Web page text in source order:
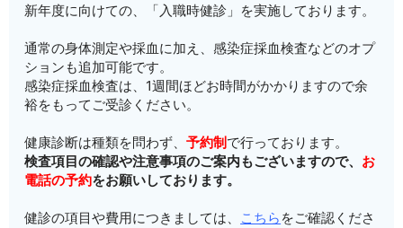
新年度に向けての、「入職時健診」を実施しております。
通常の身体測定や採血に加え、感染症採血検査などのオプ
ションも追加可能です。
感染症採血検査は、1週間ほどお時間がかかりますので余
裕をもってご受診ください。
健康診断は種類を問わず、予約制で行っております。
検査項目の確認や注意事項のご案内もございますので、 お
電話の予約をお願いしております。
健診の項目や費用につきましては、 こちら をご確認くださ